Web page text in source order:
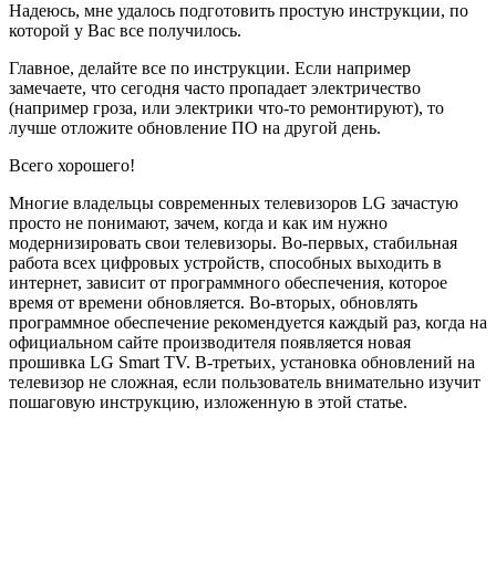
Надеюсь, мне удалось подготовить простую инструкции, по
которой у Вас все получилось.
Главное, делайте все по инструкции. Если например
замечаете, что сегодня часто пропадает электричество
(например гроза, или электрики что-то ремонтируют), то
лучше отложите обновление ПО на другой день.
Всего хорошего!
Многие владельцы современных телевизоров LG зачастую
просто не понимают, зачем, когда и как им нужно
модернизировать свои телевизоры. Во-первых, стабильная
работа всех цифровых устройств, способных выходить в
интернет, зависит от программного обеспечения, которое
время от времени обновляется. Во-вторых, обновлять
программное обеспечение рекомендуется каждый раз, когда на
официальном сайте производителя появляется новая
прошивка LG Smart TV. В-третьих, установка обновлений на
телевизор не сложная, если пользователь внимательно изучит
пошаговую инструкцию, изложенную в этой статье.